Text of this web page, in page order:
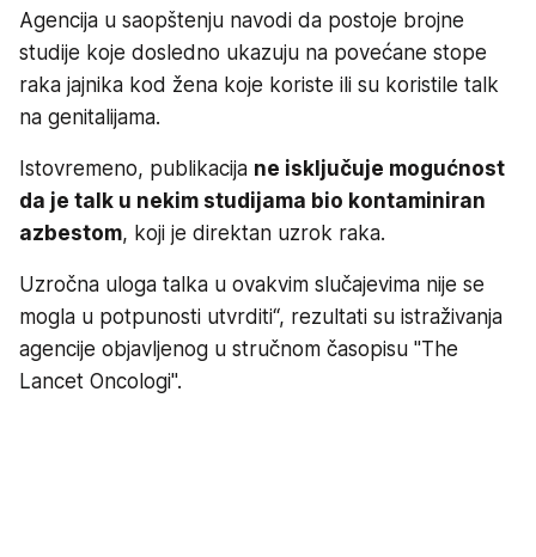
Agencija u saopštenju navodi da postoje brojne
studije koje dosledno ukazuju na povećane stope
raka jajnika kod žena koje koriste ili su koristile talk
na genitalijama.
Istovremeno, publikacija ne isključuje mogućnost
da je talk u nekim studijama bio kontaminiran
azbestom, koji je direktan uzrok raka.
Uzročna uloga talka u ovakvim slučajevima nije se
mogla u potpunosti utvrditi“, rezultati su istraživanja
agencije objavljenog u stručnom časopisu "The
Lancet Oncologi".